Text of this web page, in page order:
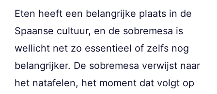
Eten heeft een belangrijke plaats in de
Spaanse cultuur, en de sobremesa is
wellicht net zo essentieel of zelfs nog
belangrijker. De sobremesa verwijst naar
het natafelen, het moment dat volgt op